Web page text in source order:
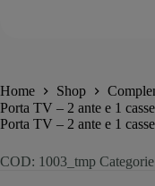
Home Shop
Porta TV – 2 ante e 1
Porta TV – 2 ante e 1
COD: 1003_tmp